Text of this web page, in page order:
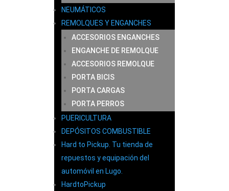
NEUMÁTICOS
REMOLQUES Y ENGANCHES
ACCESORIOS ENGANCHES
ENGANCHE DE REMOLQUE
ACCESORIOS REMOLQUE
PORTA BICIS
PORTA CARGAS
PORTA PERROS
PUERICULTURA
DEPÓSITOS COMBUSTIBLE
Hard to Pickup. Tu tienda de
repuestos y equipación del
automóvil en Lugo.
HardtoPickup